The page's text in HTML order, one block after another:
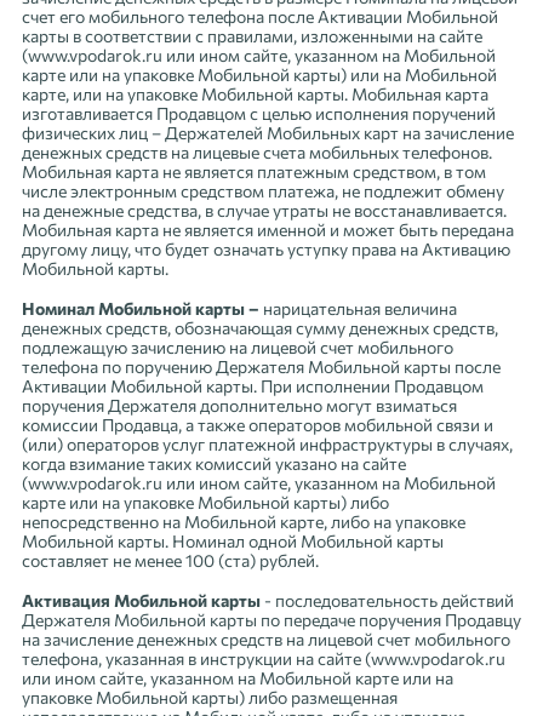
счет его мобильного телефона после Активации Мобильной
карты в соответствии с правилами, изложенными на сайте
(www.vpodarok.ru или ином сайте, указанном на Мобильной
карте или на упаковке Мобильной карты) или на Мобильной
карте, или на упаковке Мобильной карты. Мобильная карта
изготавливается Продавцом с целью исполнения поручений
физических лиц – Держателей Мобильных карт на зачисление
денежных средств на лицевые счета мобильных телефонов.
Мобильная карта не является платежным средством, в том
числе электронным средством платежа, не подлежит обмену
на денежные средства, в случае утраты не восстанавливается.
Мобильная карта не является именной и может быть передана
другому лицу, что будет означать уступку права на Активацию
Мобильной карты.
Номинал Мобильной карты – нарицательная величина
денежных средств, обозначающая сумму денежных средств,
подлежащую зачислению на лицевой счет мобильного
телефона по поручению Держателя Мобильной карты после
Активации Мобильной карты. При исполнении Продавцом
поручения Держателя дополнительно могут взиматься
комиссии Продавца, а также операторов мобильной связи и
(или) операторов услуг платежной инфраструктуры в случаях,
когда взимание таких комиссий указано на сайте
(www.vpodarok.ru или ином сайте, указанном на Мобильной
карте или на упаковке Мобильной карты) либо
непосредственно на Мобильной карте, либо на упаковке
Мобильной карты. Номинал одной Мобильной карты
составляет не менее 100 (ста) рублей.
Активация Мобильной карты - последовательность действий
Держателя Мобильной карты по передаче поручения Продавцу
на зачисление денежных средств на лицевой счет мобильного
телефона, указанная в инструкции на сайте (www.vpodarok.ru
или ином сайте, указанном на Мобильной карте или на
упаковке Мобильной карты) либо размещенная